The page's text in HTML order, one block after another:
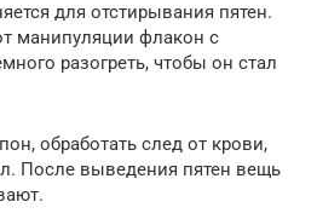
для отстирывания пятен.
манипуляции флакон с
разогреть, чтобы он стал
обработать след от крови,
После выведения пятен вещь